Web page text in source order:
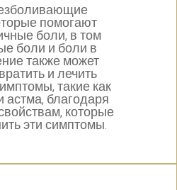
помогают
боли, в том
боли и боли в
также может
и лечить
такие как
благодаря
которые
эти симптомы.